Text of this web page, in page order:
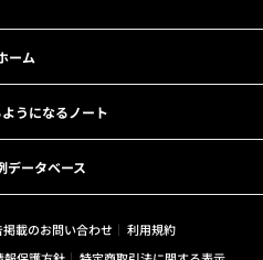
ーム
うになるノート
データベース
掲載のお問い合わせ
利用規約